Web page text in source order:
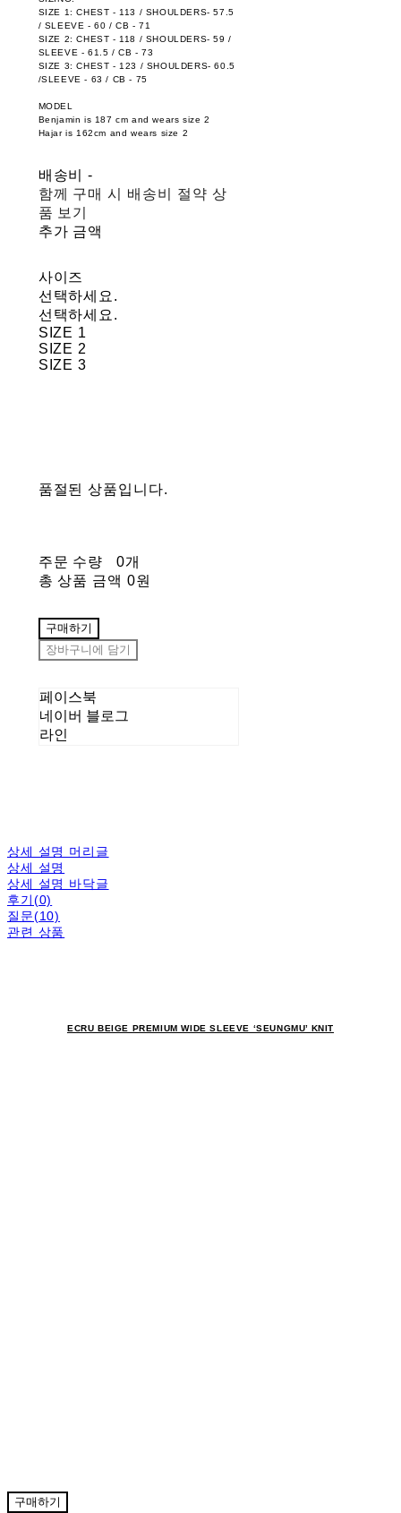
SIZE 1: CHEST - 113 / SHOULDERS- 57.5
/ SLEEVE - 60 / CB - 71
SIZE 2: CHEST - 118 / SHOULDERS- 59 /
SLEEVE - 61.5 / CB - 73
SIZE 3: CHEST - 123 / SHOULDERS- 60.5
/SLEEVE - 63 / CB - 75
MODEL
Benjamin is 187 cm and wears size 2
Hajar is 162cm and wears size 2
배송비-
함께 구매 시 배송비 절약 상
품 보기
추가 금액
사이즈
선택하세요.
선택하세요.
SIZE 1
SIZE 2
SIZE 3
품절된 상품입니다.
주문 수량
0개
총 상품 금액 0원
구매하기
장바구니에 담기
페이스북
네이버 블로그
라인
상세 설명 머리글
상세 설명
상세 설명 바닥글
후기(0)
질문(10)
관련 상품
ECRU BEIGE PREMIUM WIDE SLEEVE ‘SEUNGMU’ KNIT
구매하기